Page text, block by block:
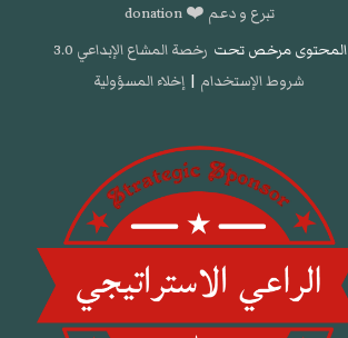
تبرع و دعم ❤️ donation
المحتوى مرخص تحت رخصة المشاع الإبداعي 3.0
شروط الإستخدام | إخلاء المسؤولية